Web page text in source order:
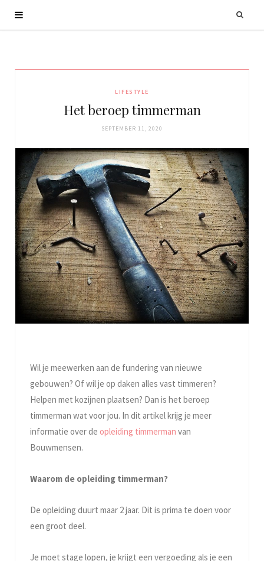
LIFESTYLE
Het beroep timmerman
SEPTEMBER 11, 2020
Wil je meewerken aan de fundering van nieuwe
gebouwen? Of wil je op daken alles vast timmeren?
Helpen met kozijnen plaatsen? Dan is het beroep
timmerman wat voor jou. In dit artikel krijg je meer
informatie over de opleiding timmerman van
Bouwmensen.
Waarom de opleiding timmerman?
De opleiding duurt maar 2 jaar. Dit is prima te doen voor
een groot deel.
Je moet stage lopen, je krijgt een vergoeding als je een